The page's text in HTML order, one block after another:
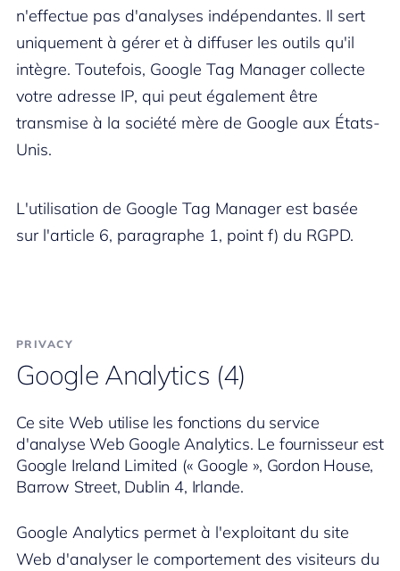
n'effectue pas d'analyses indépendantes. Il sert
uniquement à gérer et à diffuser les outils qu'il
intègre. Toutefois, Google Tag Manager collecte
votre adresse IP, qui peut également être
transmise à la société mère de Google aux États-
Unis.
L'utilisation de Google Tag Manager est basée
sur l'article 6, paragraphe 1, point f) du RGPD.
PRIVACY
Google Analytics (4)
Ce site Web utilise les fonctions du service
d'analyse Web Google Analytics. Le fournisseur est
Google Ireland Limited (« Google », Gordon House,
Barrow Street, Dublin 4, Irlande.
Google Analytics permet à l'exploitant du site
Web d'analyser le comportement des visiteurs du